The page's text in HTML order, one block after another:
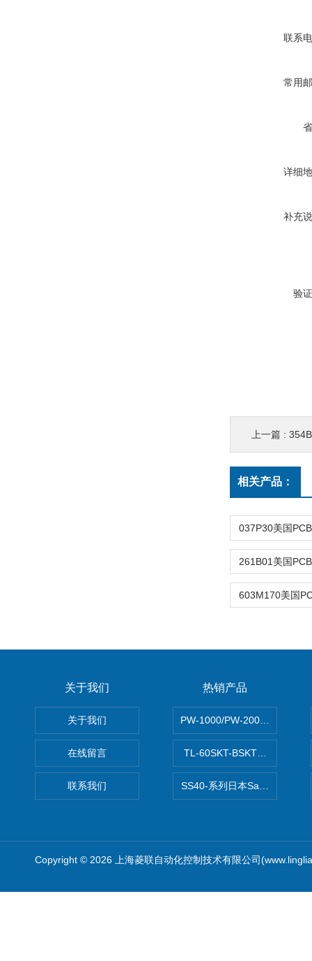
联系
常用
详细
补充
验
上一篇 :
相关产品：
关于我们
关于我们
在线留言
联系我们
热销产品
PW-1000/PW-
TL-60SKT-BSKTC张力控制器
SS40-系列日本Sawamura泽
Copyright © 2026 上海菱联自动化控制技术有限公司